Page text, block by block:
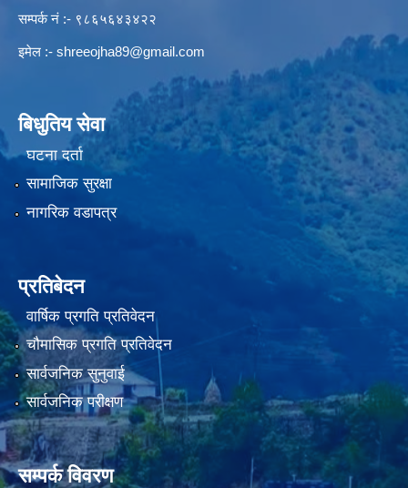
सम्पर्क नं :- ९८६५६४३४२२
इमेल :- shreeojha89@gmail.com
बिधुतिय सेवा
घटना दर्ता
सामाजिक सुरक्षा
नागरिक वडापत्र
प्रतिबेदन
वार्षिक प्रगति प्रतिवेदन
चौमासिक प्रगति प्रतिवेदन
सार्वजनिक सुनुवाई
सार्वजनिक परीक्षण
सम्पर्क विवरण